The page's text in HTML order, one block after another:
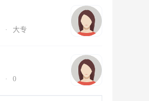
· 大专
· 0